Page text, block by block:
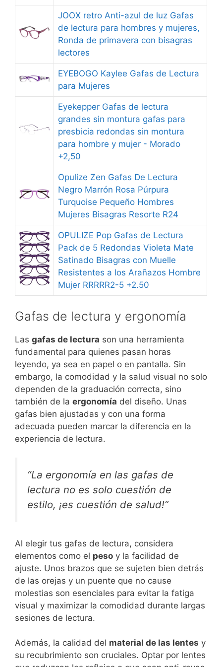
JOOX retro Anti-azul de luz Gafas
de lectura para hombres y mujeres,
Ronda de primavera con bisagras
lectores
EYEBOGO Kaylee Gafas de Lectura
para Mujeres
Eyekepper Gafas de lectura
grandes sin montura gafas para
presbicia redondas sin montura
para hombre y mujer - Morado
+2,50
Opulize Zen Gafas De Lectura
Negro Marrón Rosa Púrpura
Turquoise Pequeño Hombres
Mujeres Bisagras Resorte R24
OPULIZE Pop Gafas de Lectura
Pack de 5 Redondas Violeta Mate
Satinado Bisagras con Muelle
Resistentes a los Arañazos Hombre
Mujer RRRRR2-5 +2.50
Gafas de lectura y ergonomía
Las gafas de lectura son una herramienta
fundamental para quienes pasan horas
leyendo, ya sea en papel o en pantalla. Sin
embargo, la comodidad y la salud visual no solo
dependen de la graduación correcta, sino
también de la ergonomía del diseño. Unas
gafas bien ajustadas y con una forma
adecuada pueden marcar la diferencia en la
experiencia de lectura.
“La ergonomía en las gafas de
lectura no es solo cuestión de
estilo, ¡es cuestión de salud!”
Al elegir tus gafas de lectura, considera
elementos como el peso y la facilidad de
ajuste. Unos brazos que se sujeten bien detrás
de las orejas y un puente que no cause
molestias son esenciales para evitar la fatiga
visual y maximizar la comodidad durante largas
sesiones de lectura.
Además, la calidad del material de las lentes y
su recubrimiento son cruciales. Optar por lentes